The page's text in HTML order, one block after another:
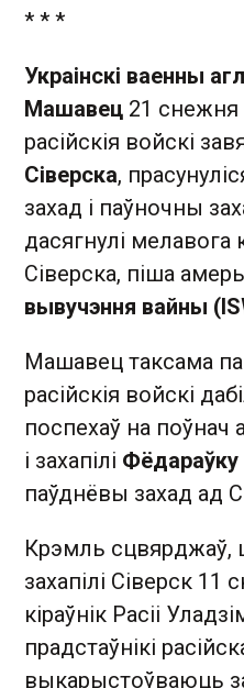
* * *
Украінскі ваенны
Машавец 21 снежня
расійскія войскі
Сіверска,
захад і паўночны
дасягнулі мелавога
Сіверска, піша
вывучэння вайны
Машавец таксама
расійскія войскі
поспехаў на поўнач
і захапілі Фёдараўку
паўднёвы захад ад
Крэмль сцвярджаў,
захапілі Сіверск 11
кіраўнік Расіі
прадстаўнікі
выкарыстоўваюць